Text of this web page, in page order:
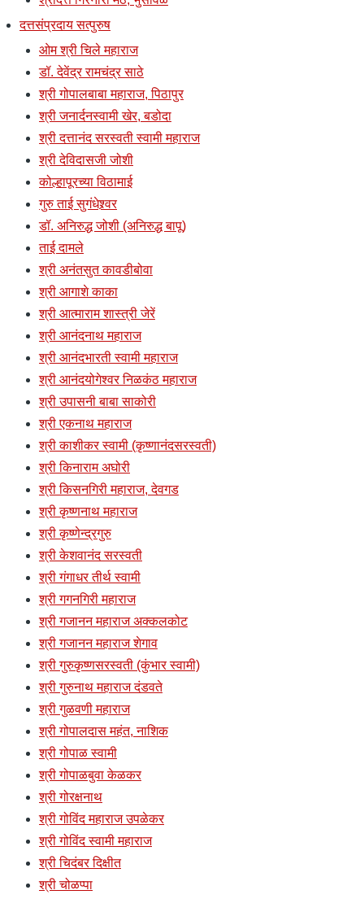
दत्तसंप्रदाय सत्पुरुष
ओम श्री चिले महाराज
डॉ. देवेंद्र रामचंद्र साठे
श्री गोपालबाबा महाराज, पिठापुर
श्री जनार्दनस्वामी खेर, बडोदा
श्री दत्तानंद सरस्वती स्वामी महाराज
श्री देविदासजी जोशी
कोल्हापूरच्या विठामाई
गुरु ताई सुगंधेश्र्वर
डॉ. अनिरुद्ध जोशी (अनिरुद्ध बापू)
ताई दामले
श्री अनंतसुत कावडीबोवा
श्री आगाशे काका
श्री आत्माराम शास्त्री जेरें
श्री आनंदनाथ महाराज
श्री आनंदभारती स्वामी महाराज
श्री आनंदयोगेश्वर निळकंठ महाराज
श्री उपासनी बाबा साकोरी
श्री एकनाथ महाराज
श्री काशीकर स्वामी (कृष्णानंदसरस्वती)
श्री किनाराम अघोरी
श्री किसनगिरी महाराज, देवगड
श्री कृष्णनाथ महाराज
श्री कृष्णेन्द्रगुरु
श्री केशवानंद सरस्वती
श्री गंगाधर तीर्थ स्वामी
श्री गगनगिरी महाराज
श्री गजानन महाराज अक्कलकोट
श्री गजानन महाराज शेगाव
श्री गुरुकृष्णसरस्वती (कुंभार स्वामी)
श्री गुरुनाथ महाराज दंडवते
श्री गुळवणी महाराज
श्री गोपालदास महंत, नाशिक
श्री गोपाळ स्वामी
श्री गोपाळबुवा केळकर
श्री गोरक्षनाथ
श्री गोविंद महाराज उपळेकर
श्री गोविंद स्वामी महाराज
श्री चिदंबर दिक्षीत
श्री चोळप्पा